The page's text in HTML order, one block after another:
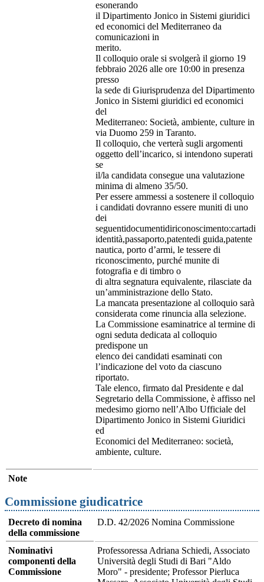
esonerando
il Dipartimento Jonico in Sistemi giuridici
ed economici del Mediterraneo da
comunicazioni in
merito.
Il colloquio orale si svolgerà il giorno 19
febbraio 2026 alle ore 10:00 in presenza
presso
la sede di Giurisprudenza del Dipartimento
Jonico in Sistemi giuridici ed economici
del
Mediterraneo: Società, ambiente, culture in
via Duomo 259 in Taranto.
Il colloquio, che verterà sugli argomenti
oggetto dell’incarico, si intendono superati
se
il/la candidata consegue una valutazione
minima di almeno 35/50.
Per essere ammessi a sostenere il colloquio
i candidati dovranno essere muniti di uno
dei
seguentidocumentidiriconoscimento:cartadi
identità,passaporto,patentedi guida,patente
nautica, porto d’armi, le tessere di
riconoscimento, purché munite di
fotografia e di timbro o
di altra segnatura equivalente, rilasciate da
un’amministrazione dello Stato.
La mancata presentazione al colloquio sarà
considerata come rinuncia alla selezione.
La Commissione esaminatrice al termine di
ogni seduta dedicata al colloquio
predispone un
elenco dei candidati esaminati con
l’indicazione del voto da ciascuno
riportato.
Tale elenco, firmato dal Presidente e dal
Segretario della Commissione, è affisso nel
medesimo giorno nell’Albo Ufficiale del
Dipartimento Jonico in Sistemi Giuridici
ed
Economici del Mediterraneo: società,
ambiente, culture.
Note
Commissione giudicatrice
Decreto di nomina
della commissione
D.D. 42/2026 Nomina Commissione
Nominativi
componenti della
Commissione
Professoressa Adriana Schiedi, Associato
Università degli Studi di Bari "Aldo
Moro" - presidente; Professor Pierluca